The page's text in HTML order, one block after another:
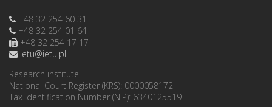
+48 32 254 60 31
+48 32 254 01 64
+48 32 254 17 17
ietu@ietu.pl
Research institute
National Court Register (KRS): 0000058172
Tax Identification Number (NIP): 6340125519